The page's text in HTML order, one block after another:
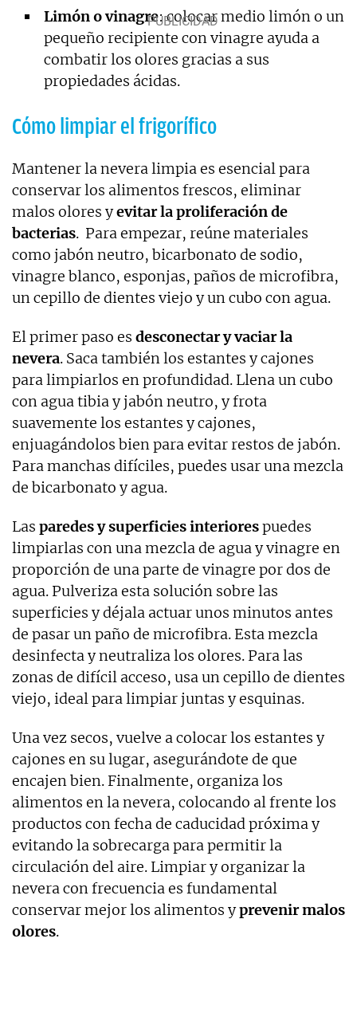
Limón o vinagre: colocar medio limón o un
pequeño recipiente con vinagre ayuda a
combatir los olores gracias a sus
propiedades ácidas.
Cómo limpiar el frigorífico
Mantener la nevera limpia es esencial para
conservar los alimentos frescos, eliminar
malos olores yevitar la proliferación de
bacterias. Para empezar, reúne materiales
como jabón neutro, bicarbonato de sodio,
vinagre blanco, esponjas, paños de microfibra,
un cepillo de dientes viejo y un cubo con agua.
El primer paso es desconectar y vaciar la
nevera. Saca también los estantes y cajones
para limpiarlos en profundidad. Llena un cubo
con agua tibia y jabón neutro, y frota
suavemente los estantes y cajones,
enjuagándolos bien para evitar restos de jabón.
Para manchas difíciles, puedes usar una mezcla
de bicarbonato y agua.
Las paredes y superficies interiorespuedes
limpiarlas con una mezcla de agua y vinagre en
proporción de una parte de vinagre por dos de
agua. Pulveriza esta solución sobre las
superficies y déjala actuar unos minutos antes
de pasar un paño de microfibra. Esta mezcla
desinfecta y neutraliza los olores. Para las
zonas de difícil acceso, usa un cepillo de dientes
viejo, ideal para limpiar juntas y esquinas.
Una vez secos, vuelve a colocar los estantes y
cajones en su lugar, asegurándote de que
encajen bien. Finalmente, organiza los
alimentos en la nevera, colocando al frente los
productos con fecha de caducidad próxima y
evitando la sobrecarga para permitir la
circulación del aire. Limpiar y organizar la
nevera con frecuencia es fundamental
conservar mejor los alimentos yprevenir malos
olores.